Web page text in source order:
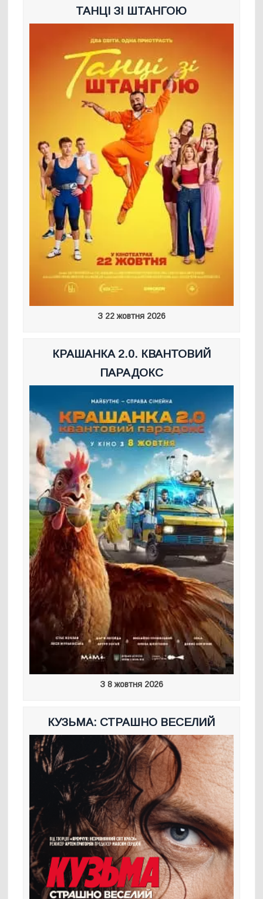
ТАНЦІ ЗІ ШТАНГОЮ
З 22 жовтня 2026
КРАШАНКА 2.0. КВАНТОВИЙ
ПАРАДОКС
З 8 жовтня 2026
КУЗЬМА: СТРАШНО ВЕСЕЛИЙ